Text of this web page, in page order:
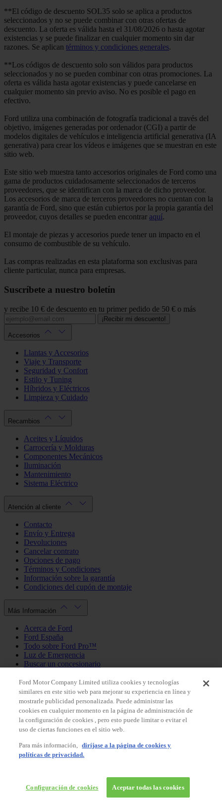
**El código de descuento SOL35 solo se aplica a productos
seleccionados y no se puede combinar con otras ofertas de
descuento. La oferta es válida hasta el 31/08/2026 o hasta agotar
existencias y se puede finalizar en cualquier momento sin dar
razones. Se aplican términos y condiciones generales.
**Los códigos de descuento solo son válidos para productos
seleccionados y no se pueden combinar con otras promociones. La
oferta es válida hasta agotar existencias y puede cancelarse en
cualquier momento sin previo aviso. No es posible el pago en
efectivo.
Ford utiliza una combinación de fotografía tradicional a través del
objetivo, imágenes generadas por ordenador (CGI) a partir de
modelos digitales de vehículos e inteligencia artificial generativa (IA
generativa) para crear los vídeos e imágenes que se muestran en este
sitio web.
Este sitio web muestra tanto accesorios originales de Ford como una
gama de productos cuidadosamente seleccionados de terceros
proveedores, que se identifican con la marca de dicho proveedor.
Los accesorios de marca de terceros proveedores no cuentan con la
garantía de Ford, sino que están cubiertos por la propia garantía del
proveedor, cuyos detalles se pueden encontrar aquí.
El montaje de piezas y accesorios puede tener un impacto en el
consumo de combustible de su vehículo.
Las compras realizadas en esta plataforma son exclusivas para
cliente particular, nunca para empresas.
Suscríbete a nuestro boletín
y recibe 10 € de descuento en tu primer pedido de 50 € o más
¡Recibir mi descuento!
Accesorios
Llantas y Accesorios
Viaje y Transporte
Seguridad y Confort
Estilo y Tuning
Híbridos y Eléctricos
Limpieza y Cuidado
Recambios
Aceites y Líquidos
Carrocería y Molduras
Componentes Mecánicos
Iluminación
Mantenimiento
Sistema Eléctrico
Atención al cliente
Contacto
Envío y Entrega
Devoluciones
Cancelar contrato
Opciones de pago
Términos y Condiciones
Información sobre la garantía
Condiciones del cupón de montaje
Más Información
Acerca de Ford
Ford España
Todo sobre Ford Pro™
Luz de Emergencia
Buscar un concesionario
Política de privacidad
Mi Cuenta
Iniciar sesión / Registrarse
Mis pedidos
País
Ford Motor Company Limited utiliza cookies y tecnologías
similares en este sitio web para mejorar su experiencia en línea y
mostrarle publicidad personalizada. Puede administrar las
cookies en cualquier momento en la página de administración de
la configuración de cookies , pero esto puede limitar o evitar el
uso de ciertas funciones en el sitio web.
Para más información, diríjase a la página de cookies y
políticas de privacidad.
Configuración de cookies Aceptar todas las cookies